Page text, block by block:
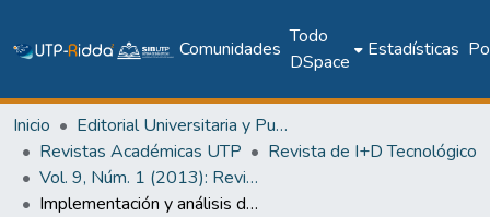
Comunidades
Todo
DSpace
Estadísticas
Inicio
Editorial Universitaria y Publicaciones Seriadas
Revistas Académicas UTP
Revista de I+D Tecnológico
Vol. 9, Núm. 1 (2013): Revista I+D Tecnológico
Implementación y análisis de un detector de manos basado en visión artificial